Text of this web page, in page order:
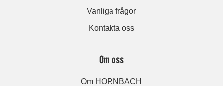
Vanliga frågor
Kontakta oss
Om oss
Om HORNBACH